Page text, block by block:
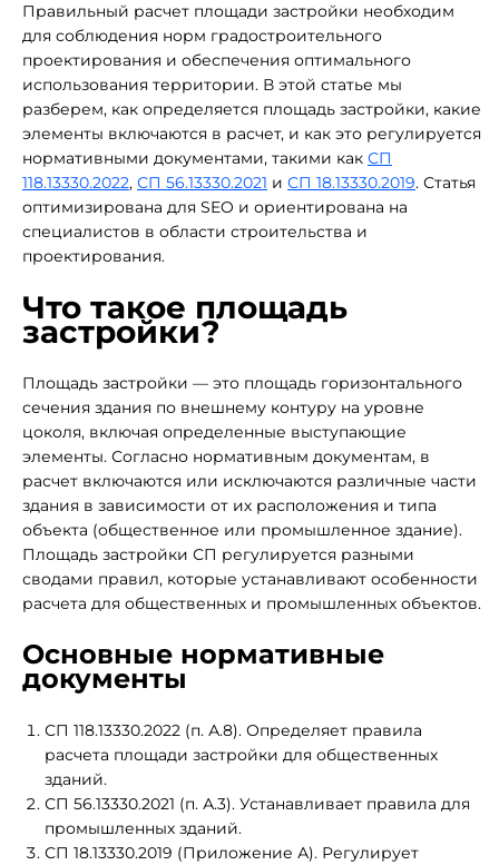
Правильный расчет площади застройки необходим
для соблюдения норм градостроительного
проектирования и обеспечения оптимального
использования территории. В этой статье мы
разберем, как определяется площадь застройки, какие
элементы включаются в расчет, и как это регулируется
нормативными документами, такими как СП
118.13330.2022, СП 56.13330.2021 и СП 18.13330.2019. Статья
оптимизирована для SEO и ориентирована на
специалистов в области строительства и
проектирования.
Что такое площадь
застройки?
Площадь застройки — это площадь горизонтального
сечения здания по внешнему контуру на уровне
цоколя, включая определенные выступающие
элементы. Согласно нормативным документам, в
расчет включаются или исключаются различные части
здания в зависимости от их расположения и типа
объекта (общественное или промышленное здание).
Площадь застройки СП регулируется разными
сводами правил, которые устанавливают особенности
расчета для общественных и промышленных объектов.
Основные нормативные
документы
СП 118.13330.2022 (п. А.8). Определяет правила
расчета площади застройки для общественных
зданий.
СП 56.13330.2021 (п. А.3). Устанавливает правила для
промышленных зданий.
СП 18.13330.2019 (Приложение А). Регулирует